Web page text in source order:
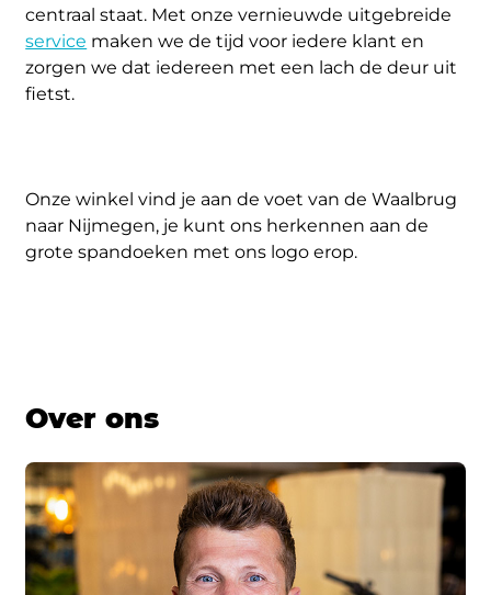
centraal staat. Met onze vernieuwde uitgebreide
service maken we de tijd voor iedere klant en
zorgen we dat iedereen met een lach de deur uit
fietst.
Onze winkel vind je aan de voet van de Waalbrug
naar Nijmegen, je kunt ons herkennen aan de
grote spandoeken met ons logo erop.
Over ons